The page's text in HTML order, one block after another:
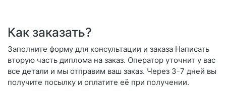
Как заказать?
Заполните форму для консультации и заказа Написать
вторую часть диплома на заказ. Оператор уточнит у вас
все детали и мы отправим ваш заказ. Через 3-7 дней вы
получите посылку и оплатите её при получении.